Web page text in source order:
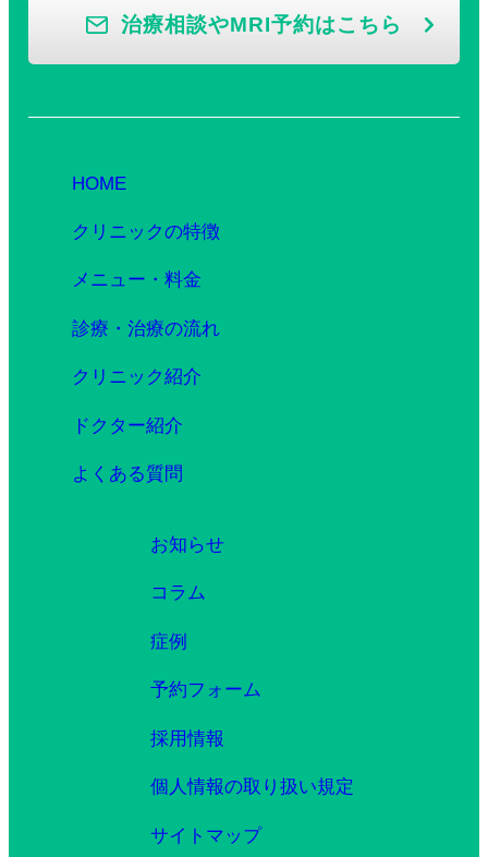
治療相談やMRI予約はこちら
HOME
クリニックの特徴
メニュー・料金
診療・治療の流れ
クリニック紹介
ドクター紹介
よくある質問
お知らせ
コラム
症例
予約フォーム
採用情報
個人情報の取り扱い規定
サイトマップ